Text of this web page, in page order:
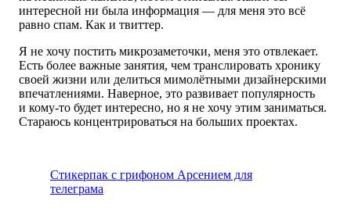
интересной ни была информация — для меня это всё
равно спам. Как и твиттер.
Я не хочу постить микрозаметочки, меня это отвлекает.
Есть более важные занятия, чем транслировать хронику
своей жизни или делиться мимолётными дизайнерскими
впечатлениями. Наверное, это развивает популярность
и кому-то будет интересно, но я не хочу этим заниматься.
Стараюсь концентрироваться на больших проектах.
Стикерпак с грифоном Арсением для
телеграма